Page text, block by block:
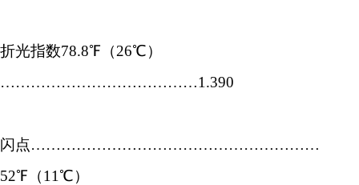
折光指数78.8℉（26℃）
…………………………………1.390
闪点…………………………………………………
52℉（11℃）